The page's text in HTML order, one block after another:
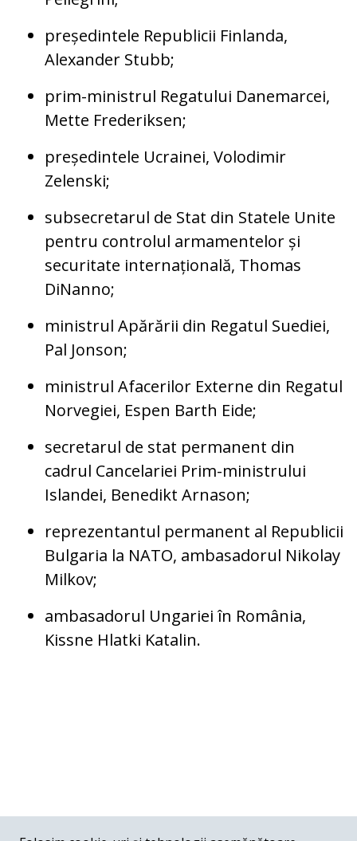
președintele Republicii Finlanda,
Alexander Stubb;
prim-ministrul Regatului Danemarcei,
Mette Frederiksen;
președintele Ucrainei, Volodimir
Zelenski;
subsecretarul de Stat din Statele Unite
pentru controlul armamentelor și
securitate internațională, Thomas
DiNanno;
ministrul Apărării din Regatul Suediei,
Pal Jonson;
ministrul Afacerilor Externe din Regatul
Norvegiei, Espen Barth Eide;
secretarul de stat permanent din
cadrul Cancelariei Prim-ministrului
Islandei, Benedikt Arnason;
reprezentantul permanent al Republicii
Bulgaria la NATO, ambasadorul Nikolay
Milkov;
ambasadorul Ungariei în România,
Kissne Hlatki Katalin.
COMENTARII